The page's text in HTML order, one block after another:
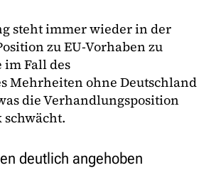
steht immer wieder in der
zu EU-Vorhaben zu
Fall des
Mehrheiten ohne Deutschland
die Verhandlungsposition
schwächt.
deutlich angehoben